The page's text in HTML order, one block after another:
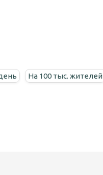
На 100 тыс. жителей